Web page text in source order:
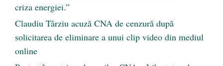
criza energiei.”
Claudiu Târziu acuză CNA de cenzură după
solicitarea de eliminare a unui clip video din mediul
online